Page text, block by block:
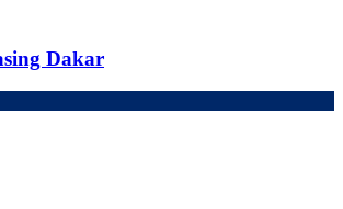
Dakar